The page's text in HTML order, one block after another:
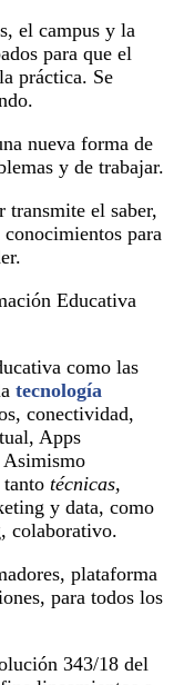
el campus y la
para que el
práctica. Se
nueva forma de
y de trabajar.
transmite el saber,
para
Educativa
como las
tecnología
conectividad,
Apps
Asimismo
tanto técnicas,
y data, como
colaborativo.
plataforma
para todos los
343/18 del